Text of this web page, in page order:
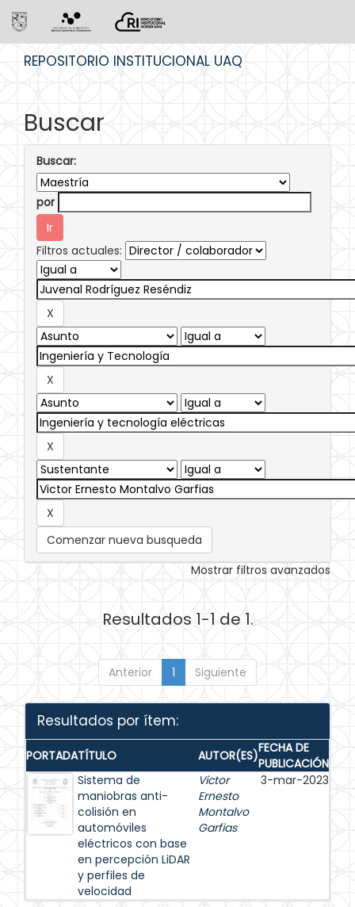
REPOSITORIO INSTITUCIONAL UAQ
Buscar
Buscar:
por
Filtros actuales:
Comenzar nueva busqueda
Mostrar filtros avanzados
Resultados 1-1 de 1.
Anterior 1 Siguiente
Resultados por ítem:
PORTADATÍTULO AUTOR(ES)FECHA DE
PUBLICACIÓN
Sistema de
maniobras anti-
colisión en
automóviles
eléctricos con base
en percepción LiDAR
y perfiles de
velocidad
Victor
Ernesto
Montalvo
Garfias
3-mar-2023